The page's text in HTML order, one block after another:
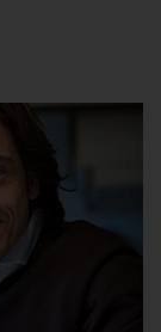
sich selbst
eigenwillig,